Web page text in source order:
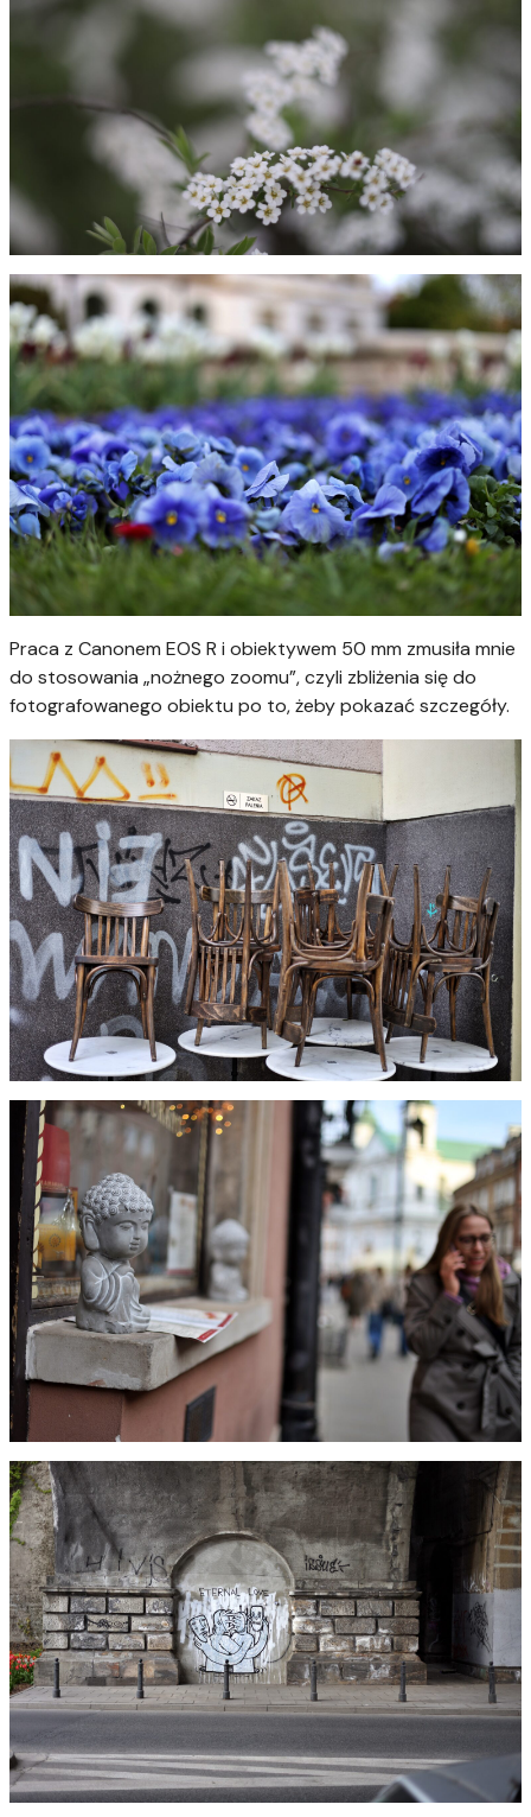
Praca z Canonem EOS R i obiektywem 50 mm zmusiła mnie
do stosowania „nożnego zoomu”, czyli zbliżenia się do
fotografowanego obiektu po to, żeby pokazać szczegóły.